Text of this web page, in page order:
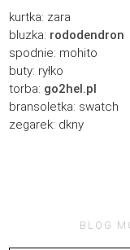
kurtka: zara
bluzka: rododendron
spodnie: mohito
buty: ryłko
torba: go2hel.pl
bransoletka: swatch
zegarek: dkny
BLOG